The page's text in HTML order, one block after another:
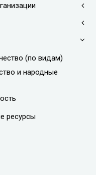
(по видам)
и народные
ресурсы